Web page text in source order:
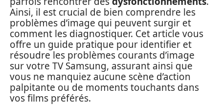
Ainsi, il est crucial de bien comprendre les
problèmes d’image qui peuvent surgir et
comment les diagnostiquer. Cet article vous
offre un guide pratique pour identifier et
résoudre les problèmes courants d’image
sur votre TV Samsung, assurant ainsi que
vous ne manquiez aucune scène d’action
palpitante ou de moments touchants dans
vos films préférés.